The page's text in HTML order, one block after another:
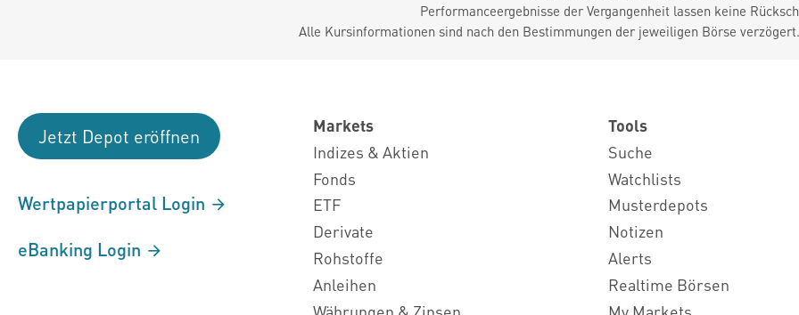
Performanceergebnisse der Vergangenheit lassen keine
Alle Kursinformationen sind nach den Bestimmungen der jeweiligen Börse
Jetzt Depot eröffnen
Wertpapierportal Login
eBanking Login
Markets
Indizes & Aktien
Fonds
ETF
Derivate
Rohstoffe
Anleihen
Währungen & Zinsen
Tools
Suche
Watchlists
Musterdepots
Notizen
Alerts
Realtime Börsen
My Markets